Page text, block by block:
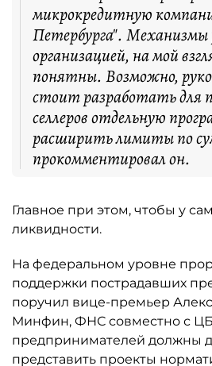
микрокредитную
Петербурга".
организацией, на мой
понятны. Возможно,
стоит разработать для
селлеров отдельную
расширить лимиты по
прокомментировал он.
Главное при этом, чтобы у
ликвидности.
На федеральном уровне
поддержки пострадавших
поручил вице-премьер
Минфин, ФНС совместно с
предпринимателей должны
представить проекты